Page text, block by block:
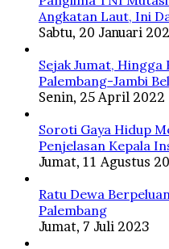
Angkatan Laut, Ini
Sabtu, 20 Januari
Sejak Jumat,
Palembang-Jambi
Senin, 25 April 2022
Soroti Gaya Hidup
Penjelasan Kepala
Jumat, 11 Agustus
Ratu Dewa
Palembang
Jumat, 7 Juli 2023